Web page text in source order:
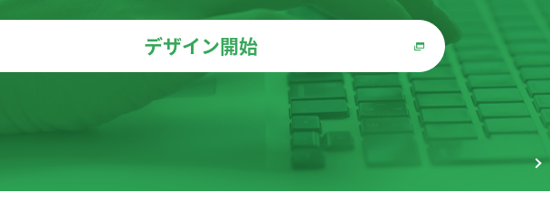
デザイン開始